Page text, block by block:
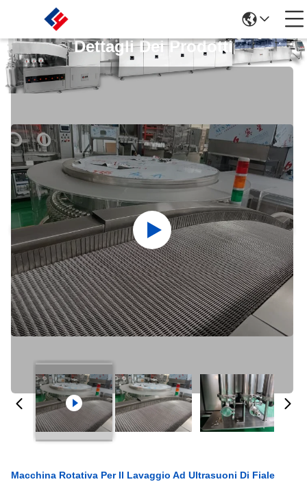
Dettagli Dei Prodotti
Macchina Rotativa Per Il Lavaggio Ad Ultrasuoni Di Fiale